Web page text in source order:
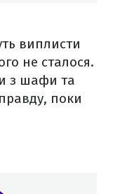
виплисти
не сталося.
з шафи та
поки